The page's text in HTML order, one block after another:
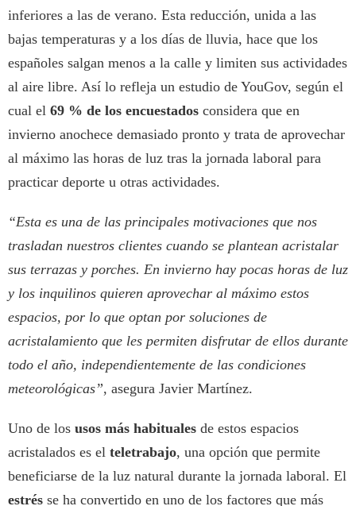
inferiores a las de verano. Esta reducción, unida a las
bajas temperaturas y a los días de lluvia, hace que los
españoles salgan menos a la calle y limiten sus actividades
al aire libre. Así lo refleja un estudio de YouGov, según el
cual el 69 % de los encuestados considera que en
invierno anochece demasiado pronto y trata de aprovechar
al máximo las horas de luz tras la jornada laboral para
practicar deporte u otras actividades.
“Esta es una de las principales motivaciones que nos
trasladan nuestros clientes cuando se plantean acristalar
sus terrazas y porches. En invierno hay pocas horas de luz
y los inquilinos quieren aprovechar al máximo estos
espacios, por lo que optan por soluciones de
acristalamiento que les permiten disfrutar de ellos durante
todo el año, independientemente de las condiciones
meteorológicas”, asegura Javier Martínez.
Uno de los usos más habituales de estos espacios
acristalados es el teletrabajo, una opción que permite
beneficiarse de la luz natural durante la jornada laboral. El
estrés se ha convertido en uno de los factores que más